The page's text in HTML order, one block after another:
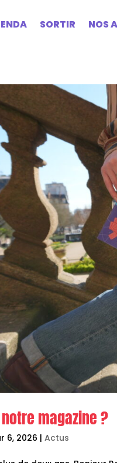
SORTIR NOS
magazine ?
6, 2026 |Actus